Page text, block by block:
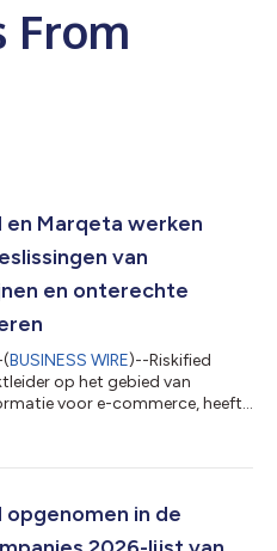
From
Marqeta werken
van
en onterechte
(BUSINESS WIRE)--Riskified
op het gebied van
voor e-commerce, heeft
op het platform
helpt uitgevers om
te nemen...
in de